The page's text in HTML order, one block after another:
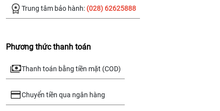
Trung tâm bảo hành: (028) 62625888
Phương thức thanh toán
Thanh toán bằng tiền mặt (COD)
Chuyển tiền qua ngân hàng